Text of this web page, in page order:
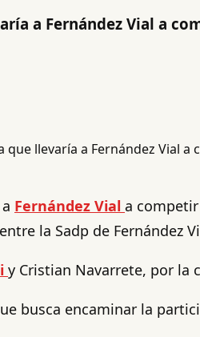
a Fernández Vial a
Fernández Vial a
la Sadp de Fernández
y Cristian Navarrete, por la
busca encaminar la